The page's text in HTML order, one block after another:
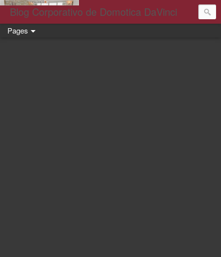
Blog Corporativo de Domotica DaVinci
Pages